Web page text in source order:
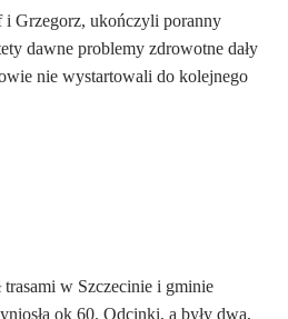
Grzegorz, ukończyli poranny
dawne problemy zdrowotne dały
nie wystartowali do kolejnego
w Szczecinie i gminie
ok 60. Odcinki, a były dwa,